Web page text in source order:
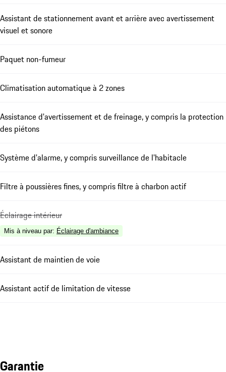
Assistant de stationnement avant et arrière avec avertissement
visuel et sonore
Paquet non-fumeur
Climatisation automatique à 2 zones
Assistance d'avertissement et de freinage, y compris la protection
des piétons
Système d'alarme, y compris surveillance de l'habitacle
Filtre à poussières fines, y compris filtre à charbon actif
Éclairage intérieur
Mis à niveau par: Éclairage d'ambiance
Assistant de maintien de voie
Assistant actif de limitation de vitesse
Garantie